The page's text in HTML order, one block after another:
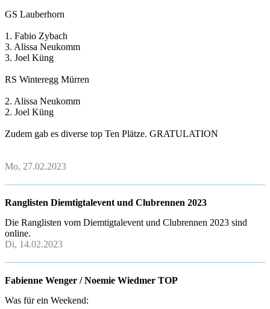
GS Lauberhorn
1. Fabio Zybach
3. Alissa Neukomm
3. Joel Küng
RS Winteregg Mürren
2. Alissa Neukomm
2. Joel Küng
Zudem gab es diverse top Ten Plätze. GRATULATION
Mo, 27.02.2023
Ranglisten Diemtigtalevent und Clubrennen 2023
Die Ranglisten vom Diemtigtalevent und Clubrennen 2023 sind
online.
Di, 14.02.2023
Fabienne Wenger / Noemie Wiedmer TOP
Was für ein Weekend: